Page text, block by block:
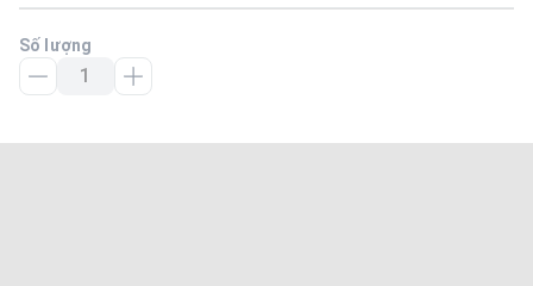
Số lượng